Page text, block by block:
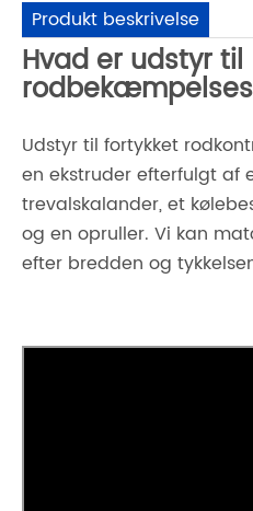
Produkt beskrivelse
Hvad er udstyr til
Udstyr til fortykket
en ekstruder efterfulgt af
trevalskalander, et
og en opruller. Vi kan
efter bredden og